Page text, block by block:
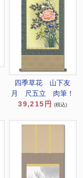
四季草花 山下友
月 尺五立 肉筆！
39,215円
(税込)